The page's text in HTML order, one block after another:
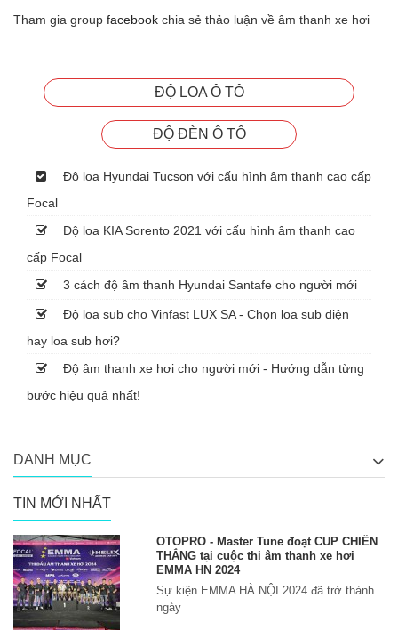
Tham gia group facebook chia sẻ thảo luận về âm thanh xe hơi
ĐỘ LOA Ô TÔ
ĐỘ ĐÈN Ô TÔ
Độ loa Hyundai Tucson với cấu hình âm thanh cao cấp
Focal
Độ loa KIA Sorento 2021 với cấu hình âm thanh cao
cấp Focal
3 cách độ âm thanh Hyundai Santafe cho người mới
Độ loa sub cho Vinfast LUX SA - Chọn loa sub điện
hay loa sub hơi?
Độ âm thanh xe hơi cho người mới - Hướng dẫn từng
bước hiệu quả nhất!
DANH MỤC
TIN MỚI NHẤT
OTOPRO - Master Tune đoạt CUP CHIẾN
THẮNG tại cuộc thi âm thanh xe hơi
EMMA HN 2024
Sự kiện EMMA HÀ NỘI 2024 đã trở thành
ngày